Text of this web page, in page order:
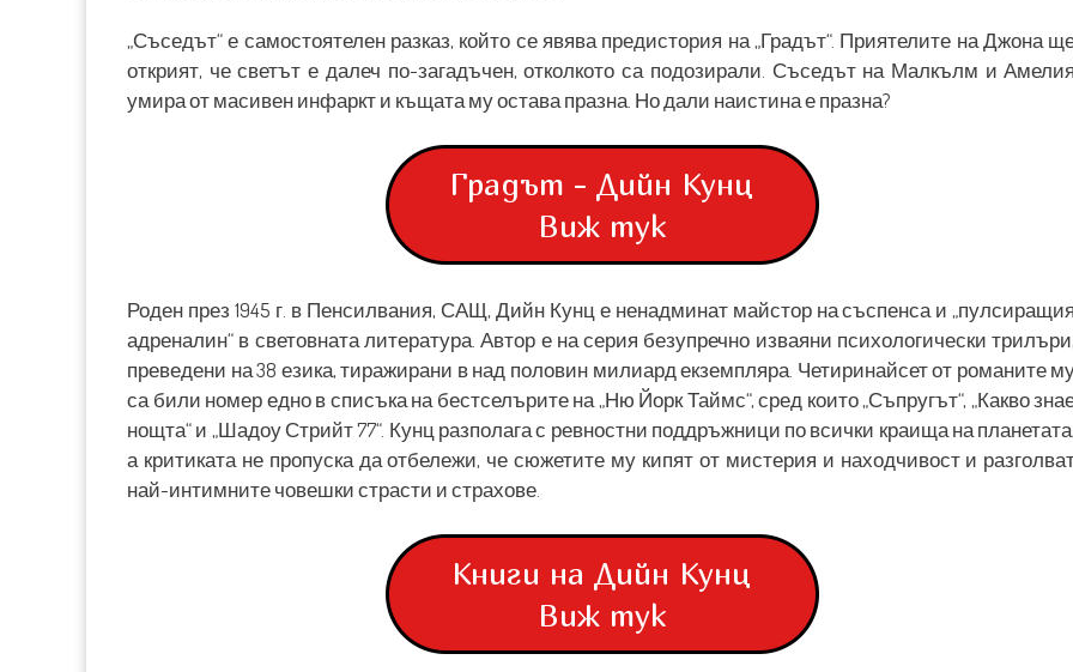
„Съседът“ е самостоятелен разказ, който се явява предистория на „Градът“. Приятелите на Джона
открият, че светът е далеч по-загадъчен, отколкото са подозирали. Съседът на Малкълм и Амелия
умира от масивен инфаркт и къщата му остава празна. Но дали наистина е празна?
Градът - Дийн Кунц
Виж тук
Роден през 1945 г. в Пенсилвания, САЩ, Дийн Кунц е ненадминат майстор на съспенса и „пулсиращия
адреналин“ в световната литература. Автор е на серия безупречно изваяни психологически трилъри,
преведени на 38 езика, тиражирани в над половин милиард екземпляра. Четиринайсет от романите
са били номер едно в списъка на бестселърите на „Ню Йорк Таймс“, сред които „Съпругът“, „Какво
нощта“ и „Шадоу Стрийт 77“. Кунц разполага с ревностни поддръжници по всички краища на планетата,
а критиката не пропуска да отбележи, че сюжетите му кипят от мистерия и находчивост и
най-интимните човешки страсти и страхове.
Книги на Дийн Кунц
Виж тук